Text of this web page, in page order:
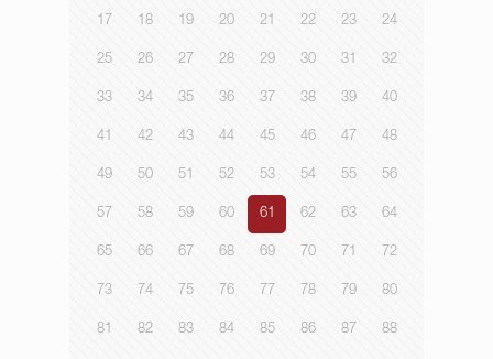
17 18 19 20 21 22 23 24
25 26 27 28 29 30 31 32
33 34 35 36 37 38 39 40
41 42 43 44 45 46 47 48
49 50 51 52 53 54 55 56
57 58 59 60 61 62 63 64
65 66 67 68 69 70 71 72
73 74 75 76 77 78 79 80
81 82 83 84 85 86 87 88